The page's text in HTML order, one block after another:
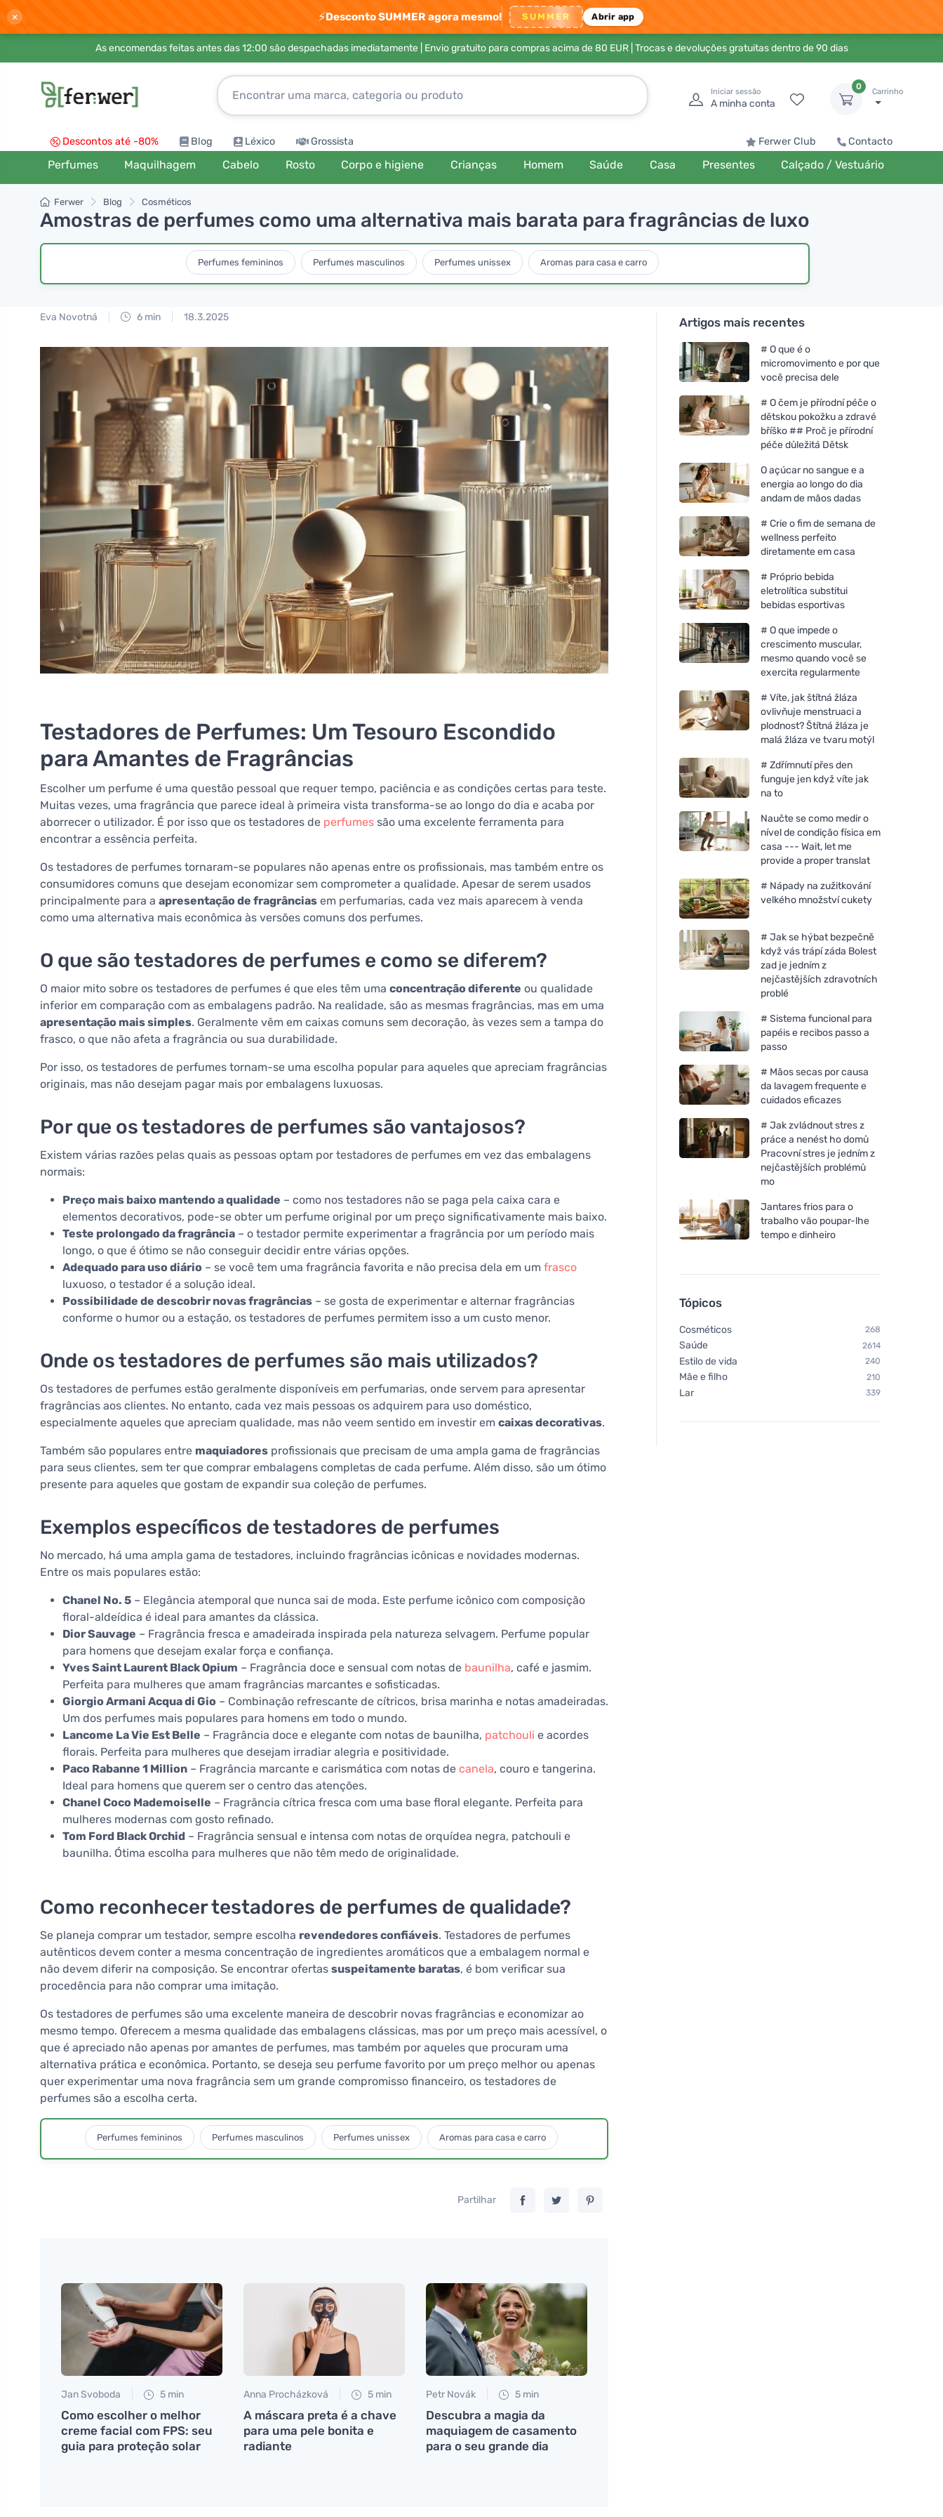
× ⚡Desconto SUMMER agora mesmo! SUMMER Abrir app
As encomendas feitas antes das 12:00 são despachadas imediatamente | Envio gratuito para compras acima de 80 EUR| Trocas e devoluções gratuitas dentro de 90 dias
Iniciar sessão
A minha conta
0
Carrinho
Descontos até -80% Blog Léxico Grossista Ferwer Club Contacto
Perfumes Maquilhagem Cabelo Rosto Corpo e higiene Crianças Homem Saúde Casa Presentes Calçado / Vestuário
Ferwer Blog Cosméticos
Amostras de perfumes como uma alternativa mais barata para fragrâncias de luxo
Perfumes femininos Perfumes masculinos Perfumes unissex Aromas para casa e carro
Eva Novotná 6 min 18.3.2025
Testadores de Perfumes: Um Tesouro Escondido
para Amantes de Fragrâncias
Escolher um perfume é uma questão pessoal que requer tempo, paciência e as condições certas para teste.
Muitas vezes, uma fragrância que parece ideal à primeira vista transforma-se ao longo do dia e acaba por
aborrecer o utilizador. É por isso que os testadores de perfumes são uma excelente ferramenta para
encontrar a essência perfeita.
Os testadores de perfumes tornaram-se populares não apenas entre os profissionais, mas também entre os
consumidores comuns que desejam economizar sem comprometer a qualidade. Apesar de serem usados
principalmente para a apresentação de fragrâncias em perfumarias, cada vez mais aparecem à venda
como uma alternativa mais econômica às versões comuns dos perfumes.
O que são testadores de perfumes e como se diferem?
O maior mito sobre os testadores de perfumes é que eles têm uma concentração diferente ou qualidade
inferior em comparação com as embalagens padrão. Na realidade, são as mesmas fragrâncias, mas em uma
apresentação mais simples. Geralmente vêm em caixas comuns sem decoração, às vezes sem a tampa do
frasco, o que não afeta a fragrância ou sua durabilidade.
Por isso, os testadores de perfumes tornam-se uma escolha popular para aqueles que apreciam fragrâncias
originais, mas não desejam pagar mais por embalagens luxuosas.
Por que os testadores de perfumes são vantajosos?
Existem várias razões pelas quais as pessoas optam por testadores de perfumes em vez das embalagens
normais:
Preço mais baixo mantendo a qualidade – como nos testadores não se paga pela caixa cara e
elementos decorativos, pode-se obter um perfume original por um preço significativamente mais baixo.
Teste prolongado da fragrância – o testador permite experimentar a fragrância por um período mais
longo, o que é ótimo se não conseguir decidir entre várias opções.
Adequado para uso diário – se você tem uma fragrância favorita e não precisa dela em um frasco
luxuoso, o testador é a solução ideal.
Possibilidade de descobrir novas fragrâncias – se gosta de experimentar e alternar fragrâncias
conforme o humor ou a estação, os testadores de perfumes permitem isso a um custo menor.
Onde os testadores de perfumes são mais utilizados?
Os testadores de perfumes estão geralmente disponíveis em perfumarias, onde servem para apresentar
fragrâncias aos clientes. No entanto, cada vez mais pessoas os adquirem para uso doméstico,
especialmente aqueles que apreciam qualidade, mas não veem sentido em investir em caixas decorativas.
Também são populares entre maquiadores profissionais que precisam de uma ampla gama de fragrâncias
para seus clientes, sem ter que comprar embalagens completas de cada perfume. Além disso, são um ótimo
presente para aqueles que gostam de expandir sua coleção de perfumes.
Exemplos específicos de testadores de perfumes
No mercado, há uma ampla gama de testadores, incluindo fragrâncias icônicas e novidades modernas.
Entre os mais populares estão:
Chanel No. 5 – Elegância atemporal que nunca sai de moda. Este perfume icônico com composição
floral-aldeídica é ideal para amantes da clássica.
Dior Sauvage – Fragrância fresca e amadeirada inspirada pela natureza selvagem. Perfume popular
para homens que desejam exalar força e confiança.
Yves Saint Laurent Black Opium – Fragrância doce e sensual com notas de baunilha, café e jasmim.
Perfeita para mulheres que amam fragrâncias marcantes e sofisticadas.
Giorgio Armani Acqua di Gio – Combinação refrescante de cítricos, brisa marinha e notas amadeiradas.
Um dos perfumes mais populares para homens em todo o mundo.
Lancome La Vie Est Belle – Fragrância doce e elegante com notas de baunilha, patchouli e acordes
florais. Perfeita para mulheres que desejam irradiar alegria e positividade.
Paco Rabanne 1 Million – Fragrância marcante e carismática com notas de canela, couro e tangerina.
Ideal para homens que querem ser o centro das atenções.
Chanel Coco Mademoiselle – Fragrância cítrica fresca com uma base floral elegante. Perfeita para
mulheres modernas com gosto refinado.
Tom Ford Black Orchid – Fragrância sensual e intensa com notas de orquídea negra, patchouli e
baunilha. Ótima escolha para mulheres que não têm medo de originalidade.
Como reconhecer testadores de perfumes de qualidade?
Se planeja comprar um testador, sempre escolha revendedores confiáveis. Testadores de perfumes
autênticos devem conter a mesma concentração de ingredientes aromáticos que a embalagem normal e
não devem diferir na composição. Se encontrar ofertas suspeitamente baratas, é bom verificar sua
procedência para não comprar uma imitação.
Os testadores de perfumes são uma excelente maneira de descobrir novas fragrâncias e economizar ao
mesmo tempo. Oferecem a mesma qualidade das embalagens clássicas, mas por um preço mais acessível, o
que é apreciado não apenas por amantes de perfumes, mas também por aqueles que procuram uma
alternativa prática e econômica. Portanto, se deseja seu perfume favorito por um preço melhor ou apenas
quer experimentar uma nova fragrância sem um grande compromisso financeiro, os testadores de
perfumes são a escolha certa.
Perfumes femininos Perfumes masculinos Perfumes unissex Aromas para casa e carro
Partilhar
Jan Svoboda 5 min
Como escolher o melhor
creme facial com FPS: seu
guia para proteção solar
Anna Procházková 5 min
A máscara preta é a chave
para uma pele bonita e
radiante
Petr Novák 5 min
Descubra a magia da
maquiagem de casamento
para o seu grande dia
Artigos mais recentes
# O que é o
micromovimento e por que
você precisa dele
# O čem je přírodní péče o
dětskou pokožku a zdravé
bříško ## Proč je přírodní
péče důležitá Dětsk
O açúcar no sangue e a
energia ao longo do dia
andam de mãos dadas
# Crie o fim de semana de
wellness perfeito
diretamente em casa
# Próprio bebida
eletrolítica substitui
bebidas esportivas
# O que impede o
crescimento muscular,
mesmo quando você se
exercita regularmente
# Víte, jak štítná žláza
ovlivňuje menstruaci a
plodnost? Štítná žláza je
malá žláza ve tvaru motýl
# Zdřímnutí přes den
funguje jen když víte jak
na to
Naučte se como medir o
nível de condição física em
casa --- Wait, let me
provide a proper translat
# Nápady na zužitkování
velkého množství cukety
# Jak se hýbat bezpečně
když vás trápí záda Bolest
zad je jedním z
nejčastějších zdravotních
problé
# Sistema funcional para
papéis e recibos passo a
passo
# Mãos secas por causa
da lavagem frequente e
cuidados eficazes
# Jak zvládnout stres z
práce a nenést ho domů
Pracovní stres je jedním z
nejčastějších problémů
mo
Jantares frios para o
trabalho vão poupar-lhe
tempo e dinheiro
Tópicos
Cosméticos 268
Saúde 2614
Estilo de vida 240
Mãe e filho 210
Lar 339